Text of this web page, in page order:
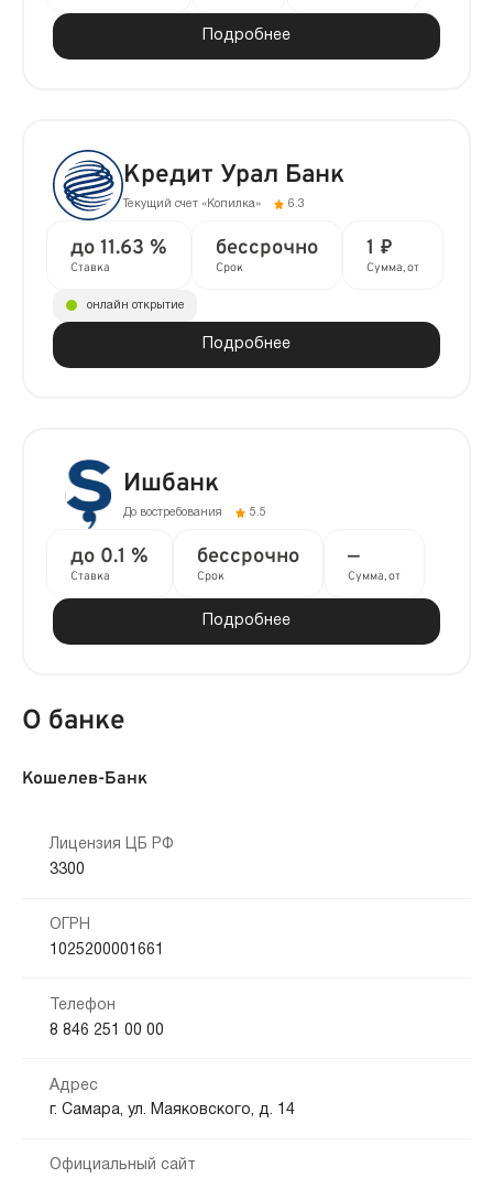
Подробнее
Кредит Урал Банк
Текущий счет «Копилка» 6.3
до 11.63 %
Ставка
бессрочно
Срок
1 ₽
Сумма, от
Подробнее
онлайн открытие
Ишбанк
До востребования 5.5
до 0.1 %
Ставка
бессрочно
Срок
—
Сумма, от
Подробнее
О банке
Кошелев-Банк
Лицензия ЦБ РФ
3300
ОГРН
1025200001661
Телефон
8 846 251 00 00
Адрес
г. Самара, ул. Маяковского, д. 14
Официальный сайт